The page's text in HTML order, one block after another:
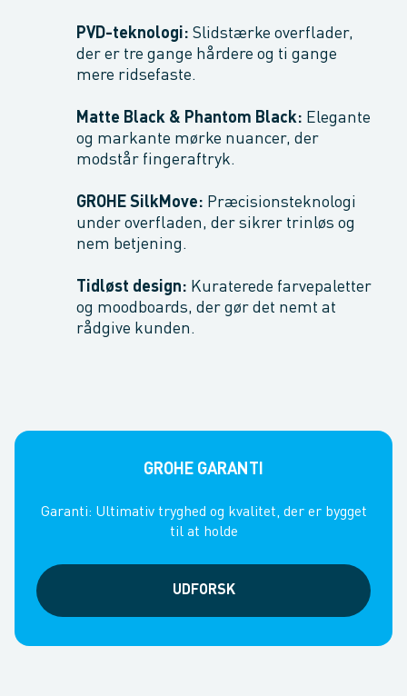
PVD-teknologi: Slidstærke overflader,
der er tre gange hårdere og ti gange
mere ridsefaste.
Matte Black & Phantom Black: Elegante
og markante mørke nuancer, der
modstår fingeraftryk.
GROHE SilkMove: Præcisionsteknologi
under overfladen, der sikrer trinløs og
nem betjening.
Tidløst design: Kuraterede farvepaletter
og moodboards, der gør det nemt at
rådgive kunden.
GROHE GARANTI
Garanti: Ultimativ tryghed og kvalitet, der er bygget
til at holde
UDFORSK